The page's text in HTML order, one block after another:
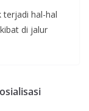
terjadi hal-hal
di jalur